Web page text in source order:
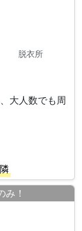
脱衣所
大人数でも周
！